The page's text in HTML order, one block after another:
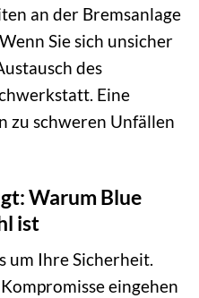
an der Bremsanlage
Sie sich unsicher
des
Eine
zu schweren Unfällen
Warum Blue
ist
um Ihre Sicherheit.
eingehen